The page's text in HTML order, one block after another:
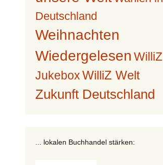
Deutschland
Weihnachten
Wiedergelesen WilliZ
Jukebox WilliZ Welt
Zukunft Deutschland
... lokalen Buchhandel stärken: